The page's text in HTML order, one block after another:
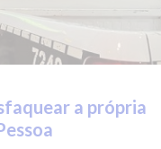
a própria